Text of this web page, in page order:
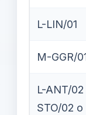
L-LIN/01
M-GGR/
L-ANT/
STO/02